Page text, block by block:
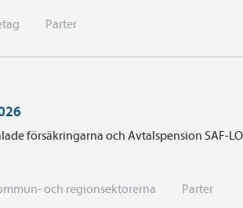
Parter
försäkringarna och Avtalspension SAF-
och regionsektorerna Parter